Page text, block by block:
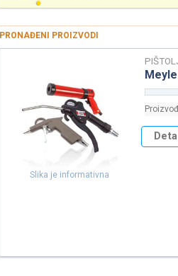
PRONAĐENI PROIZVODI
Slika je informativna